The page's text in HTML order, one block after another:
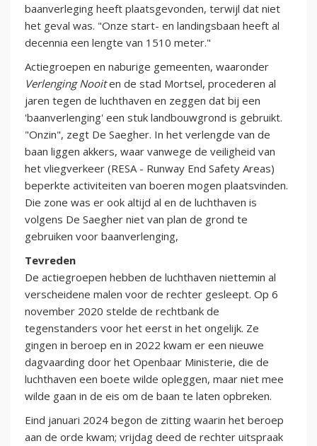
baanverleging heeft plaatsgevonden, terwijl dat niet
het geval was. "Onze start- en landingsbaan heeft al
decennia een lengte van 1510 meter."
Actiegroepen en naburige gemeenten, waaronder
Verlenging Nooiten de stad Mortsel, procederen al
jaren tegen de luchthaven en zeggen dat bij een
'baanverlenging' een stuk landbouwgrond is gebruikt.
"Onzin", zegt De Saegher. In het verlengde van de
baan liggen akkers, waar vanwege de veiligheid van
het vliegverkeer (RESA - Runway End Safety Areas)
beperkte activiteiten van boeren mogen plaatsvinden.
Die zone was er ook altijd al en de luchthaven is
volgens De Saegher niet van plan de grond te
gebruiken voor baanverlenging,
Tevreden
De actiegroepen hebben de luchthaven niettemin al
verscheidene malen voor de rechter gesleept. Op 6
november 2020 stelde de rechtbank de
tegenstanders voor het eerst in het ongelijk. Ze
gingen in beroep en in 2022 kwam er een nieuwe
dagvaarding door het Openbaar Ministerie, die de
luchthaven een boete wilde opleggen, maar niet mee
wilde gaan in de eis om de baan te laten opbreken.
Eind januari 2024 begon de zitting waarin het beroep
aan de orde kwam; vrijdag deed de rechter uitspraak